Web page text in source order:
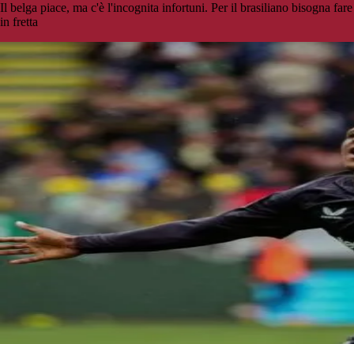
Il belga piace, ma c'è l'incognita infortuni. Per il brasiliano bisogna fare
in fretta